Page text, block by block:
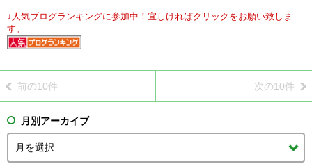
↓人気ブログランキングに参加中！宜しければクリックをお願い致しま
す。
前の10件 次の10件
月別アーカイブ